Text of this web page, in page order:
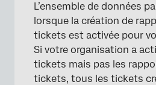
L’ensemble de données
lorsque la création de
tickets est activée pour
Si votre organisation a
tickets mais pas les
tickets, tous les tickets